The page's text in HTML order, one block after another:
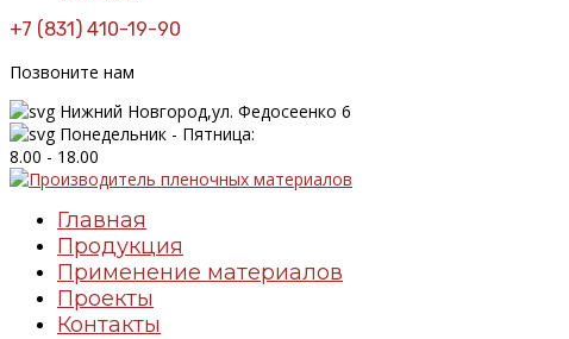
+7 (831) 410-19-90
Позвоните нам
Нижний Новгород,ул. Федосеенко 6
Понедельник - Пятница:
8.00 - 18.00
Главная
Продукция
Применение материалов
Проекты
Контакты